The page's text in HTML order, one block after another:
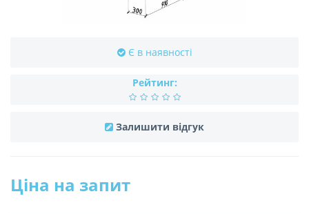
Є в наявності
Рейтинг:
Залишити відгук
Ціна на запит